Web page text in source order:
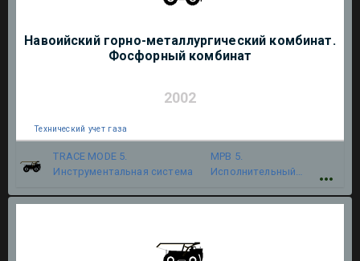
Навоийский горно-металлургический комбинат.
Фосфорный комбинат
2002
Технический учет газа
TRACE MODE 5.
Инструментальная система
МРВ 5.
Исполнительный